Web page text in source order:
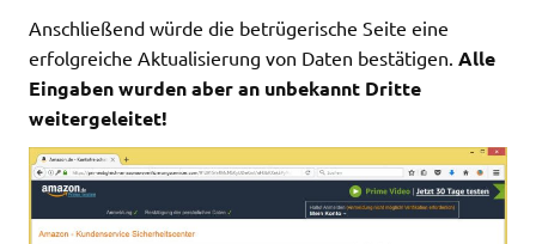
Anschließend würde die betrügerische Seite eine
erfolgreiche Aktualisierung von Daten bestätigen. Alle
Eingaben wurden aber an unbekannt Dritte
weitergeleitet!